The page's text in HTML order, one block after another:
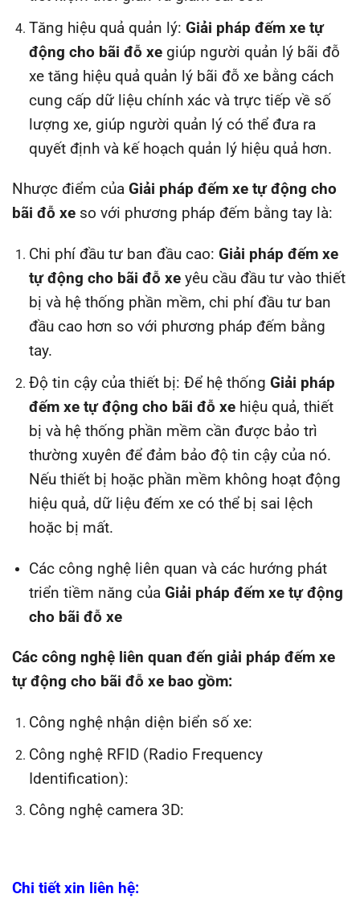
Tăng hiệu quả quản lý: Giải pháp đếm xe tự
động cho bãi đỗ xe giúp người quản lý bãi đỗ
xe tăng hiệu quả quản lý bãi đỗ xe bằng cách
cung cấp dữ liệu chính xác và trực tiếp về số
lượng xe, giúp người quản lý có thể đưa ra
quyết định và kế hoạch quản lý hiệu quả hơn.
Nhược điểm của Giải pháp đếm xe tự động cho
bãi đỗ xe so với phương pháp đếm bằng tay là:
Chi phí đầu tư ban đầu cao: Giải pháp đếm xe
tự động cho bãi đỗ xeyêu cầu đầu tư vào thiết
bị và hệ thống phần mềm, chi phí đầu tư ban
đầu cao hơn so với phương pháp đếm bằng
tay.
Độ tin cậy của thiết bị: Để hệ thống Giải pháp
đếm xe tự động cho bãi đỗ xe hiệu quả, thiết
bị và hệ thống phần mềm cần được bảo trì
thường xuyên để đảm bảo độ tin cậy của nó.
Nếu thiết bị hoặc phần mềm không hoạt động
hiệu quả, dữ liệu đếm xe có thể bị sai lệch
hoặc bị mất.
Các công nghệ liên quan và các hướng phát
triển tiềm năng của Giải pháp đếm xe tự động
cho bãi đỗ xe
Các công nghệ liên quan đến giải pháp đếm xe
tự động cho bãi đỗ xe bao gồm:
Công nghệ nhận diện biển số xe:
Công nghệ RFID (Radio Frequency
Identification):
Công nghệ camera 3D:
Chi tiết xin liên hệ: